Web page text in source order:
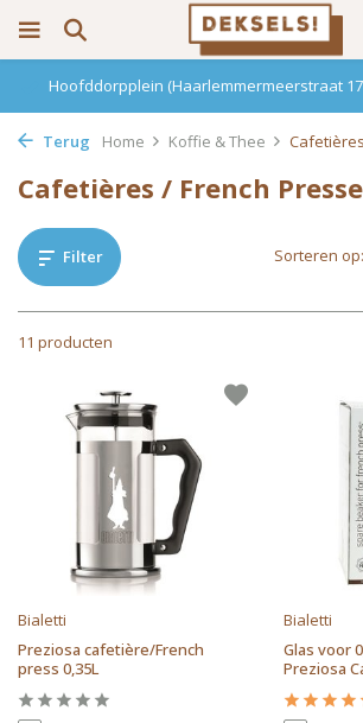
Hoofddorpplein (Haarlemmermeerstraat
Terug Home Koffie & Thee
Cafetières / French
Filter
11 producten
Sorteren op:
Bialetti
Preziosa cafetière/French
press 0,35L
Bialetti
Glas voor
Preziosa